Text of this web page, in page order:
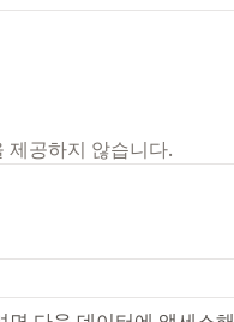
제공하지 않습니다.